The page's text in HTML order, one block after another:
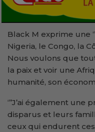
Black M exprime une
Nigeria, le Congo, la
Nous voulons que
la paix et voir une
humanité, son
‘’’J’ai également
disparus et leurs
ceux qui endurent